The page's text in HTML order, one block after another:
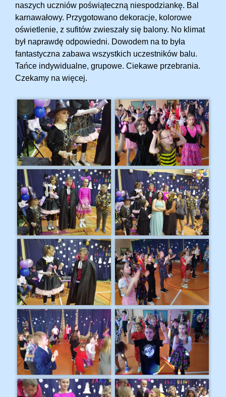
naszych uczniów poświąteczną niespodziankę. Bal
karnawałowy. Przygotowano dekoracje, kolorowe
oświetlenie, z sufitów zwieszały się balony. No klimat
był naprawdę odpowiedni. Dowodem na to była
fantastyczna zabawa wszystkich uczestników balu.
Tańce indywidualne, grupowe. Ciekawe przebrania.
Czekamy na więcej.